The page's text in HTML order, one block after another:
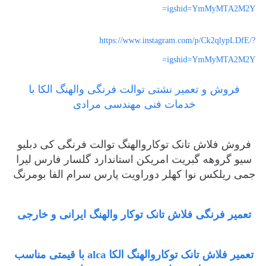
igshid=YmMyMTA2M2Y=
https://www.instagram.com/p/Ck2qlypLDfE/?
igshid=YmMyMTA2M2Y=
فروش و تعمیر نشتی توالت فرنگی والهنگ الکا با
خدمات فنی مهندسی مرادی
فروش فلاش تانک توکاروالهنگ توالت فرنگی کی دبلیو
سیو گروهه گبریت امریکن استاندارد گلسار فارس لیرا
جمی ریلکس نوا کهلر دوراویت پارس سرام الفا بومرنگ
تعمیر فرنگی فلاش تانک توکار والهنگ ایرانی و خارجی
تعمیر فلاش تانک توکاروالهنگ الکا alca با قیمتی مناسب